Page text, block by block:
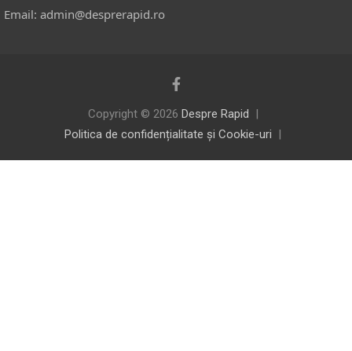
Email: admin@desprerapid.ro
Copyright © 2026 Despre Rapid
Politica de confidențialitate și Cookie-uri